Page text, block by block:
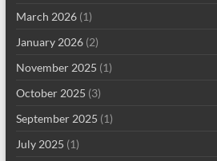
March 2026(1)
January 2026(2)
November 2025 (1)
October 2025 (3)
September 2025 (1)
July 2025 (1)